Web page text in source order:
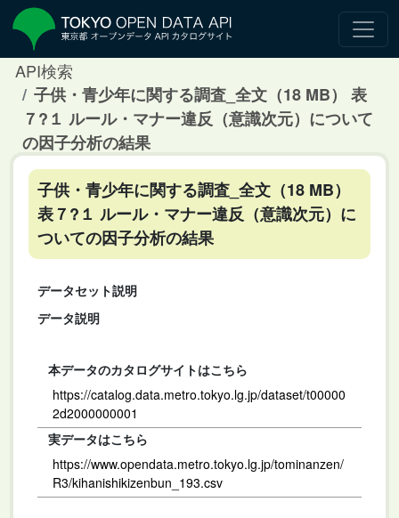
API検索
子供・青少年に関する調査_全文（18 MB） 表
７?１ ルール・マナー違反（意識次元）について
の因子分析の結果
子供・青少年に関する調査_全文（18 MB）
表７?１ ルール・マナー違反（意識次元）に
ついての因子分析の結果
データセット説明
データ説明
本データのカタログサイトはこちら
https://catalog.data.metro.tokyo.lg.jp/dataset/t00000
2d2000000001
実データはこちら
https://www.opendata.metro.tokyo.lg.jp/tominanzen/
R3/kihanishikizenbun_193.csv